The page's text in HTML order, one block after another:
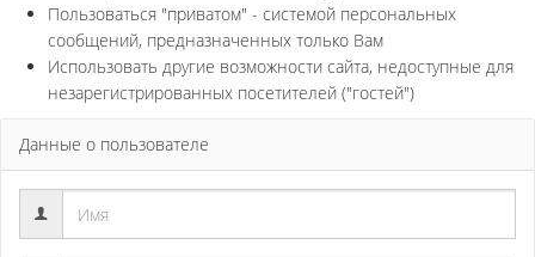
Пользоваться "приватом" - системой персональных
сообщений, предназначенных только Вам
Использовать другие возможности сайта, недоступные для
незарегистрированных посетителей ("гостей")
Данные о пользователе